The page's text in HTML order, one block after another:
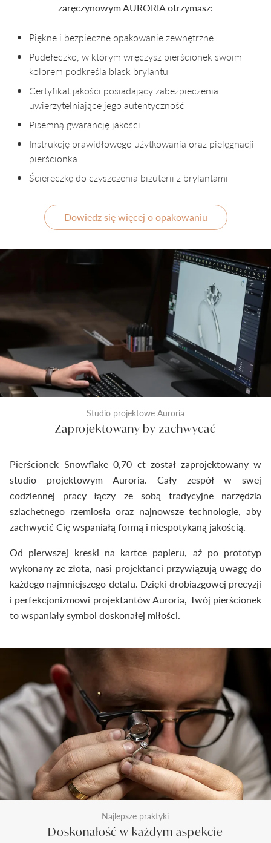
zaręczynowym AURORIA otrzymasz:
Piękne i bezpieczne opakowanie zewnętrzne
Pudełeczko, w którym wręczysz pierścionek swoim
kolorem podkreśla blask brylantu
Certyfikat jakości posiadający zabezpieczenia
uwierzytelniające jego autentyczność
Pisemną gwarancję jakości
Instrukcję prawidłowego użytkowania oraz pielęgnacji
pierścionka
Ściereczkę do czyszczenia biżuterii z brylantami
Dowiedz się więcej o opakowaniu
Studio projektowe Auroria
Zaprojektowany by zachwycać
Pierścionek Snowflake 0,70 ct został zaprojektowany w
studio projektowym Auroria. Cały zespół w swej
codziennej pracy łączy ze sobą tradycyjne narzędzia
szlachetnego rzemiosła oraz najnowsze technologie, aby
zachwycić Cię wspaniałą formą i niespotykaną jakością.
Od pierwszej kreski na kartce papieru, aż po prototyp
wykonany ze złota, nasi projektanci przywiązują uwagę do
każdego najmniejszego detalu. Dzięki drobiazgowej precyzji
i perfekcjonizmowi projektantów Auroria, Twój pierścionek
to wspaniały symbol doskonałej miłości.
Najlepsze praktyki
Doskonałość w każdym aspekcie